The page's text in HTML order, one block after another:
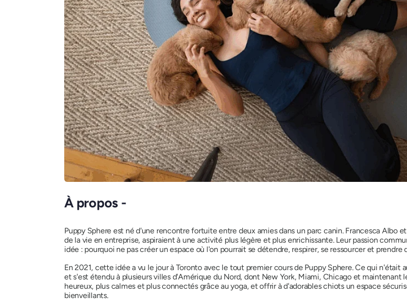
À propos -
Puppy Sphere est né d'une rencontre fortuite entre deux amies dans un parc canin. Francesca Albo
de la vie en entreprise, aspiraient à une activité plus légère et plus enrichissante. Leur passion
idée : pourquoi ne pas créer un espace où l'on pourrait se détendre, respirer, se ressourcer et
En 2021, cette idée a vu le jour à Toronto avec le tout premier cours de Puppy Sphere. Ce qui
et s'est étendu à plusieurs villes d'Amérique du Nord, dont New York, Miami, Chicago et maintenant
heureux, plus calmes et plus connectés grâce au yoga, et offrir à d'adorables chiots un espace
bienveillants.